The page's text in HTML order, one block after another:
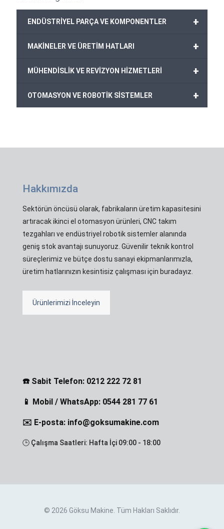
+
ENDÜSTRİYEL PARÇA VE KOMPONENTLER
+
MAKİNELER VE ÜRETİM HATLARI
+
MÜHENDİSLİK VE REVİZYON HİZMETLERİ
+
OTOMASYON VE ROBOTİK SİSTEMLER
Hakkımızda
Sektörün öncüsü olarak, fabrikaların üretim kapasitesini
artıracak ikinci el otomasyon ürünleri, CNC takım
tezgahları ve endüstriyel robotik sistemler alanında
geniş stok avantajı sunuyoruz. Güvenilir teknik kontrol
süreçlerimiz ve bütçe dostu sanayi ekipmanlarımızla,
üretim hatlarınızın kesintisiz çalışması için buradayız.
Ürünlerimizi İnceleyin
☎️ Sabit Telefon: 0212 222 72 81
📱 Mobil / WhatsApp: 0544 281 77 61
✉️ E-posta: info@goksumakine.com
🕒 Çalışma Saatleri: Hafta İçi 09:00 - 18:00